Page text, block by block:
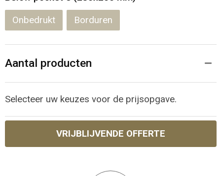
Onbedrukt Borduren
Aantal producten
Selecteer uw keuzes voor de prijsopgave.
VRIJBLIJVENDE OFFERTE